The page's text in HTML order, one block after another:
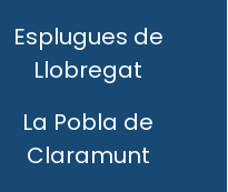
Esplugues de
Llobregat
La Pobla de
Claramunt